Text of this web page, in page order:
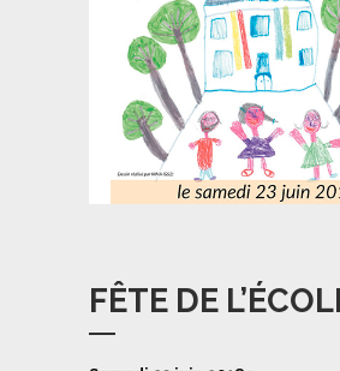
FÊTE DE